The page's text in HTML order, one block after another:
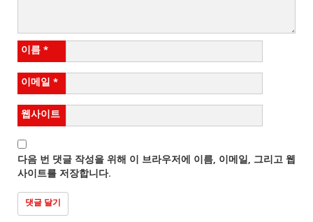
이름*
이메일 *
웹사이트
다음 번 댓글 작성을 위해 이 브라우저에 이름, 이메일, 그리고 웹
사이트를 저장합니다.